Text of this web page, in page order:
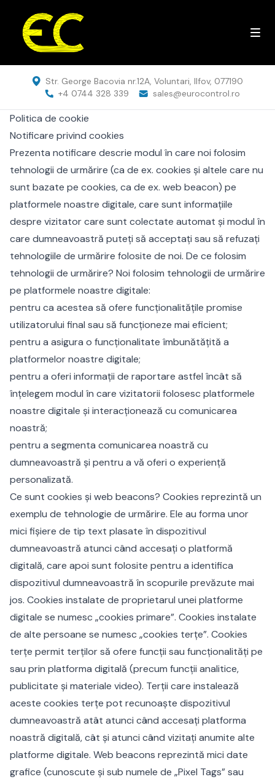
Str. George Bacovia nr.12A, Voluntari, Ilfov, 077190
+4 0744 328 339
sales@eurocontrol.ro
Politica de cookie
Notificare privind cookies
Prezenta notificare descrie modul în care noi folosim
tehnologii de urmărire (ca de ex. cookies și altele care nu
sunt bazate pe cookies, ca de ex. web beacon) pe
platformele noastre digitale, care sunt informațiile
despre vizitator care sunt colectate automat și modul în
care dumneavoastră puteți să acceptați sau să refuzați
tehnologiile de urmărire folosite de noi. De ce folosim
tehnologii de urmărire? Noi folosim tehnologii de urmărire
pe platformele noastre digitale:
pentru ca acestea să ofere funcționalitățile promise
utilizatorului final sau să funcționeze mai eficient;
pentru a asigura o funcționalitate îmbunătățită a
platformelor noastre digitale;
pentru a oferi informații de raportare astfel încât să
înțelegem modul în care vizitatorii folosesc platformele
noastre digitale și interacționează cu comunicarea
noastră;
pentru a segmenta comunicarea noastră cu
dumneavoastră și pentru a vă oferi o experiență
personalizată.
Ce sunt cookies și web beacons? Cookies reprezintă un
exemplu de tehnologie de urmărire. Ele au forma unor
mici fișiere de tip text plasate în dispozitivul
dumneavoastră atunci când accesați o platformă
digitală, care apoi sunt folosite pentru a identifica
dispozitivul dumneavoastră în scopurile prevăzute mai
jos. Cookies instalate de proprietarul unei platforme
digitale se numesc „cookies primare”. Cookies instalate
de alte persoane se numesc „cookies terțe”. Cookies
terțe permit terților să ofere funcții sau funcționalități pe
sau prin platforma digitală (precum funcții analitice,
publicitate și materiale video). Terții care instalează
aceste cookies terțe pot recunoaște dispozitivul
dumneavoastră atât atunci când accesați platforma
noastră digitală, cât și atunci când vizitați anumite alte
platforme digitale. Web beacons reprezintă mici date
grafice (cunoscute și sub numele de „Pixel Tags” sau